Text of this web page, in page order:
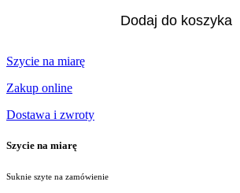
Dodaj do koszyka
Szycie na miarę
Zakup online
Dostawa i zwroty
Szycie na miarę
Suknie szyte na zamówienie